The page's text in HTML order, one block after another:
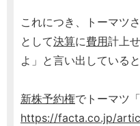
これにつき、トーマツ
として決算に費用計上せ
よ」と言い出している
新株予約権でトーマツ「
https://facta.co.jp/